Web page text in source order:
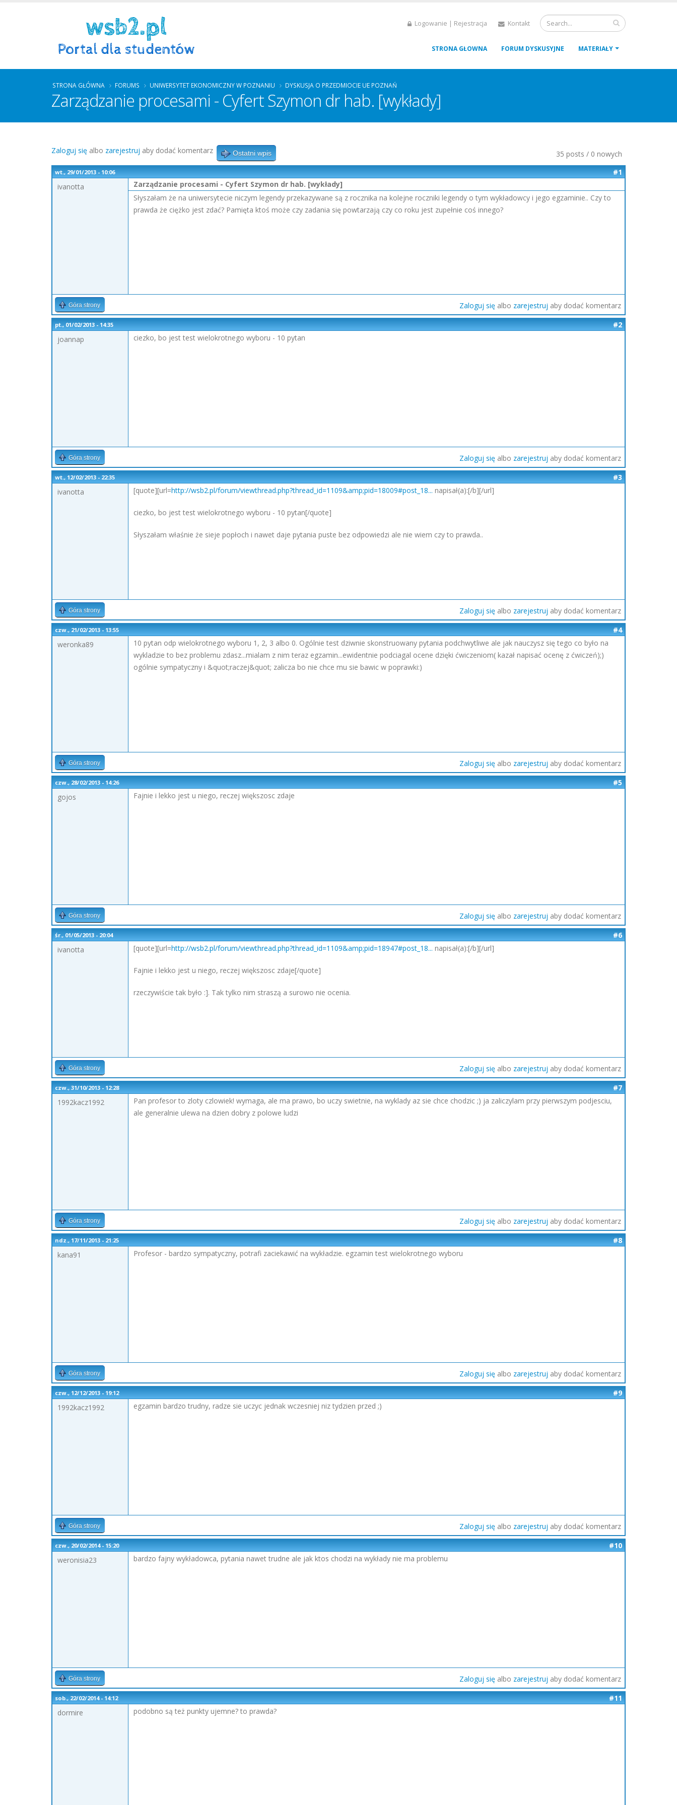
Logowanie | Rejestracja Kontakt
STRONA GŁOWNA FORUM DYSKUSYJNE MATERIAŁY
STRONA GŁÓWNA FORUMS UNIWERSYTET EKONOMICZNY W POZNANIU DYSKUSJA O PRZEDMIOCIE UE POZNAŃ
Zarządzanie procesami - Cyfert Szymon dr hab. [wykłady]
35 posts / 0 nowych
Zaloguj się albo zarejestruj aby dodać komentarz Ostatni wpis
wt., 29/01/2013 - 10:06
#1
ivanotta
Zarządzanie procesami - Cyfert Szymon dr hab. [wykłady]
Słyszałam że na uniwersytecie niczym legendy przekazywane są z rocznika na kolejne roczniki legendy o tym wykładowcy i jego egzaminie.. Czy to
prawda że ciężko jest zdać? Pamięta ktoś może czy zadania się powtarzają czy co roku jest zupełnie coś innego?
Góra strony Zaloguj się albo zarejestruj aby dodać komentarz
pt., 01/02/2013 - 14:35
#2
joannap
ciezko, bo jest test wielokrotnego wyboru - 10 pytan
Góra strony Zaloguj się albo zarejestruj aby dodać komentarz
wt., 12/02/2013 - 22:35
#3
ivanotta
[quote][url=http://wsb2.pl/forum/viewthread.php?thread_id=1109&amp;pid=18009#post_18... napisał(a):[/b][/url]
ciezko, bo jest test wielokrotnego wyboru - 10 pytan[/quote]
Słyszałam właśnie że sieje popłoch i nawet daje pytania puste bez odpowiedzi ale nie wiem czy to prawda..
Góra strony Zaloguj się albo zarejestruj aby dodać komentarz
czw., 21/02/2013 - 13:55
#4
weronka89
10 pytan odp wielokrotnego wyboru 1, 2, 3 albo 0. Ogólnie test dziwnie skonstruowany pytania podchwytliwe ale jak nauczysz się tego co było na
wykladzie to bez problemu zdasz...mialam z nim teraz egzamin...ewidentnie podciagal ocene dzięki ćwiczeniom( kazał napisać ocenę z ćwiczeń);)
ogólnie sympatyczny i &quot;raczej&quot; zalicza bo nie chce mu sie bawic w poprawki:)
Góra strony Zaloguj się albo zarejestruj aby dodać komentarz
czw., 28/02/2013 - 14:26
#5
gojos
Fajnie i lekko jest u niego, reczej większosc zdaje
Góra strony Zaloguj się albo zarejestruj aby dodać komentarz
śr., 01/05/2013 - 20:04
#6
ivanotta
[quote][url=http://wsb2.pl/forum/viewthread.php?thread_id=1109&amp;pid=18947#post_18... napisał(a):[/b][/url]
Fajnie i lekko jest u niego, reczej większosc zdaje[/quote]
rzeczywiście tak było :]. Tak tylko nim straszą a surowo nie ocenia.
Góra strony Zaloguj się albo zarejestruj aby dodać komentarz
czw., 31/10/2013 - 12:28
#7
1992kacz1992
Pan profesor to zloty czlowiek! wymaga, ale ma prawo, bo uczy swietnie, na wyklady az sie chce chodzic ;) ja zaliczylam przy pierwszym podjesciu,
ale generalnie ulewa na dzien dobry z polowe ludzi
Góra strony Zaloguj się albo zarejestruj aby dodać komentarz
ndz., 17/11/2013 - 21:25
#8
kana91
Profesor - bardzo sympatyczny, potrafi zaciekawić na wykładzie. egzamin test wielokrotnego wyboru
Góra strony Zaloguj się albo zarejestruj aby dodać komentarz
czw., 12/12/2013 - 19:12
#9
1992kacz1992
egzamin bardzo trudny, radze sie uczyc jednak wczesniej niz tydzien przed ;)
Góra strony Zaloguj się albo zarejestruj aby dodać komentarz
czw., 20/02/2014 - 15:20
#10
weronisia23
bardzo fajny wykładowca, pytania nawet trudne ale jak ktos chodzi na wykłady nie ma problemu
Góra strony Zaloguj się albo zarejestruj aby dodać komentarz
sob., 22/02/2014 - 14:12
#11
dormire
podobno są też punkty ujemne? to prawda?